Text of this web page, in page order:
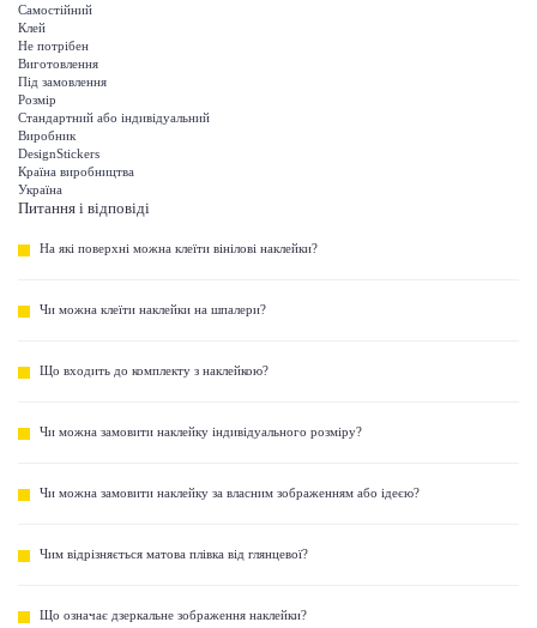
Самостійний
Клей
Не потрібен
Виготовлення
Під замовлення
Розмір
Стандартний або індивідуальний
Виробник
DesignStickers
Країна виробництва
Україна
Питання і відповіді
На які поверхні можна клеїти вінілові наклейки?
Чи можна клеїти наклейки на шпалери?
Що входить до комплекту з наклейкою?
Чи можна замовити наклейку індивідуального розміру?
Чи можна замовити наклейку за власним зображенням або ідеєю?
Чим відрізняється матова плівка від глянцевої?
Що означає дзеркальне зображення наклейки?